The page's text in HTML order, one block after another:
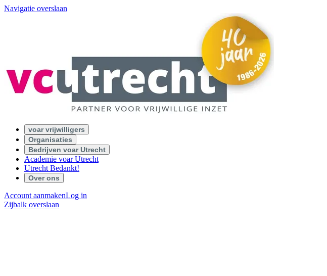
Navigatie overslaan
voar vrijwilligers
Organisaties
Bedrijven voar Utrecht
Academie voar Utrecht
Utrecht Bedankt!
Over ons
Account aanmakenLog in
Zijbalk overslaan